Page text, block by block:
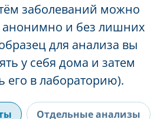
заболеваний можно
анонимно и без лишних
для анализа вы
у себя дома и затем
его в лабораторию).
Отдельные анализы